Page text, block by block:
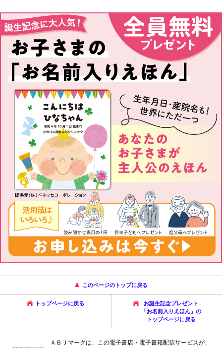
このページのトップに戻る
トップページに戻る
お誕生記念プレゼント
「お名前入りえほん」の
トップページに戻る
ＡＢＪマークは、この電子書店・電子書籍配信サービスが、